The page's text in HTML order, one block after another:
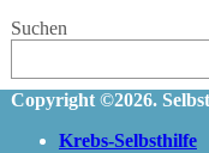
Suchen
Copyright ©2026.
Krebs-Selbsthilfe